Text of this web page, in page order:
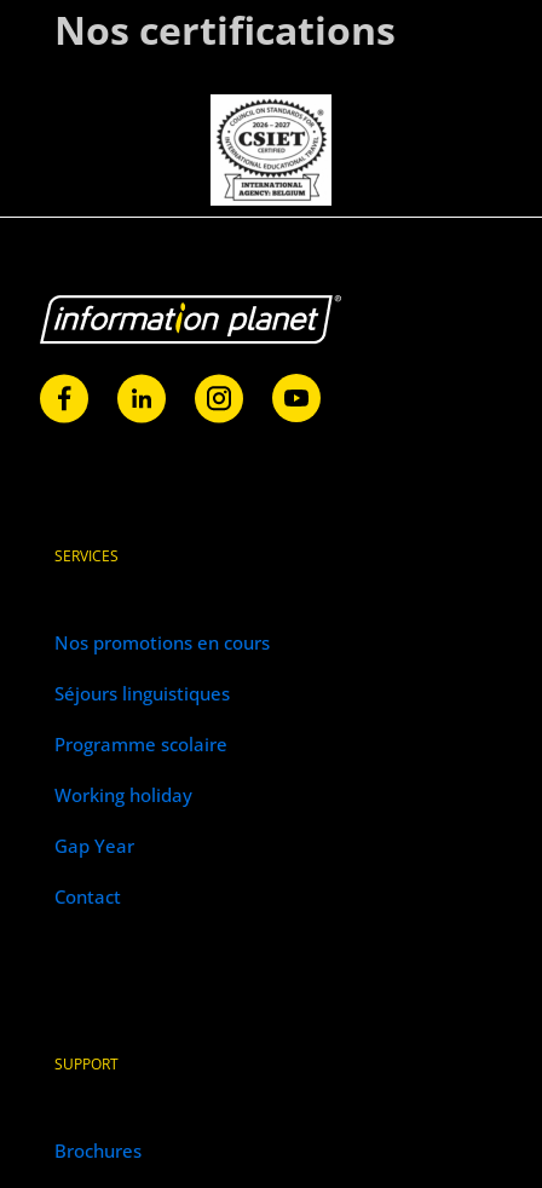
Nos certifications
SERVICES
Nos promotions en cours
Séjours linguistiques
Programme scolaire
Working holiday
Gap Year
Contact
SUPPORT
Brochures